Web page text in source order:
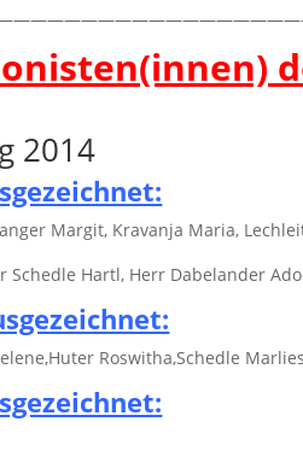
Margit, Kravanja Maria,
Schedle Hartl, Herr Dabelander
Roswitha,Schedle